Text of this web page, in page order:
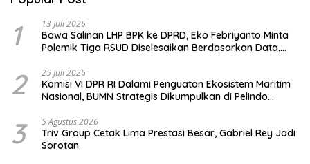
1 13 Juli 2026
Bawa Salinan LHP BPK ke DPRD, Eko Febriyanto Minta
Polemik Tiga RSUD Diselesaikan Berdasarkan Data,
2 25 Juli 2026
Komisi VI DPR RI Dalami Penguatan Ekosistem Maritim
Nasional, BUMN Strategis Dikumpulkan di Pelindo
3 5 Agustus 2026
Triv Group Cetak Lima Prestasi Besar, Gabriel Rey Jadi
Sorotan